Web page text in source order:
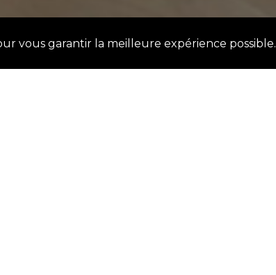
vous garantir la meilleure expérience possible.